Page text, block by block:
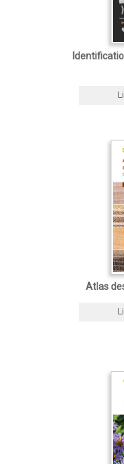
Atlas